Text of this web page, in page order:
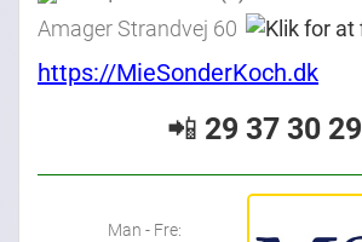
Amager Strandvej 60
https://MieSonderKoch.dk
📲 29 37 30 29
Man - Fre: